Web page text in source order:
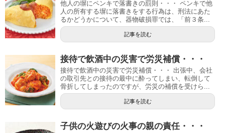
他人の塀にペンキで落書きの罰則・・・ ペンキで他
人の所有する塀に落書きをする行為は、刑法にあた
るかどうかについて、器物破損罪では、「前３条...
記事を読む
接待で飲酒中の災害で労災補償・・・
接待で飲酒中の災害で労災補償・・・ 出張中、会社
の取引先との接待の最中に酔ってしまい、転倒して
骨折してしまったのですが、労災の補償を受けら...
記事を読む
子供の火遊びの火事の親の責任・・・